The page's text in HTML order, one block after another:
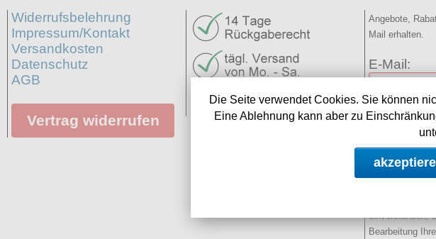
Widerrufsbelehrung
Impressum/Kontakt
Versandkosten
Datenschutz
AGB
Vertrag widerrufen
Neuigkeiten
Links
Angebote,
Mail erhalten.
E-Mail:
Name:
eintragen)
2+5=
Sie
einverstanden,
Bearbeitung
Die Seite verwendet Cookies. Sie können
Eine Ablehnung kann aber zu